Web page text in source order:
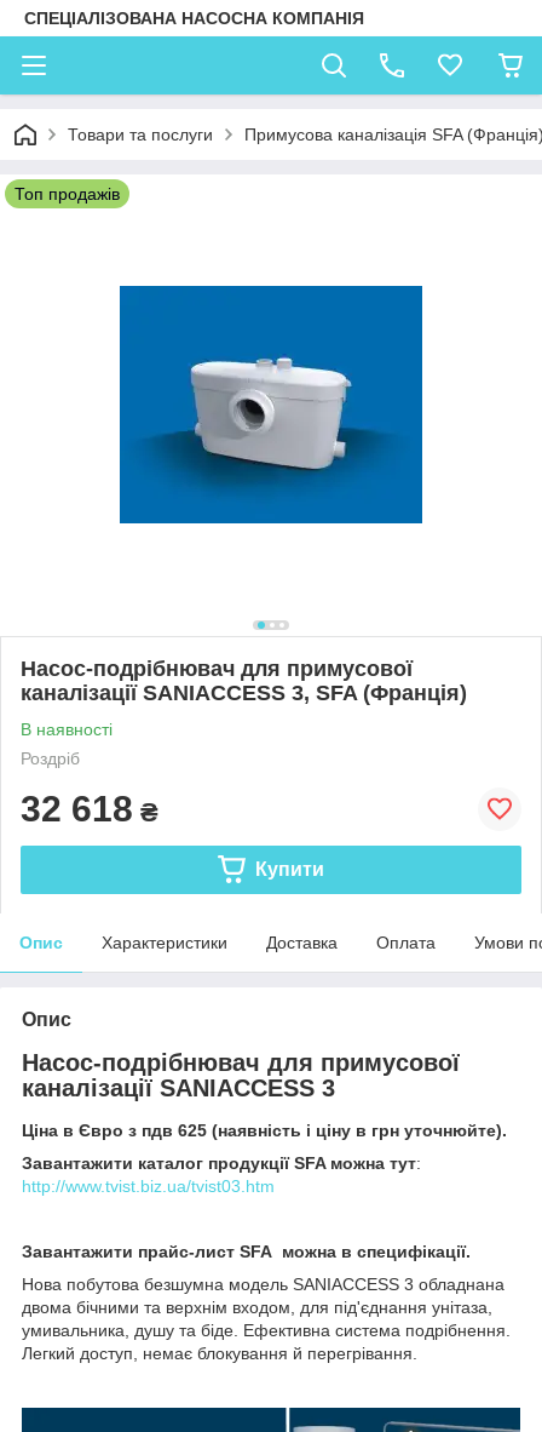
СПЕЦІАЛІЗОВАНА НАСОСНА КОМПАНІЯ
Товари та послуги Примусова каналізація SFA
Топ продажів
Насос-подрібнювач для примусової
каналізації SANIACCESS 3, SFA (Франція)
В наявності
Роздріб
32 618 ₴
Купити
Опис Характеристики Доставка Оплата Умови
Опис
Насос-подрібнювач для примусової
каналізації SANIACCESS 3
Ціна в Євро з пдв 625 (наявність і ціну в грн уточнюйте).
Завантажити каталог продукції SFA можна тут:
http://www.tvist.biz.ua/tvist03.htm
Завантажити прайс-лист SFA можна в специфікації.
Нова побутова безшумна модель SANIACCESS 3 обладнана
двома бічними та верхнім входом, для під'єднання унітаза,
умивальника, душу та біде. Ефективна система подрібнення.
Легкий доступ, немає блокування й перегрівання.